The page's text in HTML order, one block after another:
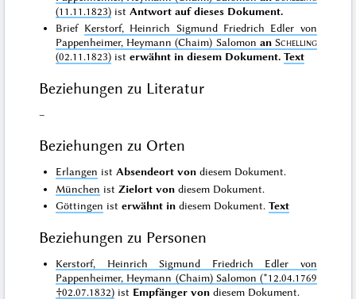
(11.11.1823) ist Antwort auf dieses Dokument.
Brief Kerstorf, Heinrich Sigmund Friedrich Edler von
Pappenheimer, Heymann (Chaim) Salomon an Schelling
(02.11.1823) isterwähnt in diesem Dokument. Text
Beziehungen zu Literatur
–
Beziehungen zu Orten
Erlangen ist Absendeort von diesem Dokument.
München istZielort von diesem Dokument.
Göttingen isterwähnt in diesem Dokument.Text
Beziehungen zu Personen
Kerstorf, Heinrich Sigmund Friedrich Edler von
Pappenheimer, Heymann (Chaim) Salomon (*12.04.1769
†02.07.1832) ist Empfänger von diesem Dokument.